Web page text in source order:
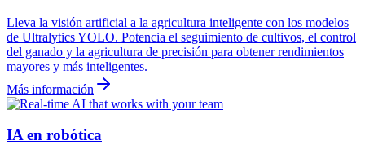
Lleva la visión artificial a la agricultura inteligente con los modelos
de Ultralytics YOLO. Potencia el seguimiento de cultivos, el control
del ganado y la agricultura de precisión para obtener rendimientos
mayores y más inteligentes.
Más información
IA en robótica